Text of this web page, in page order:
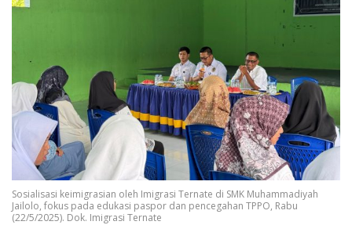
Sosialisasi keimigrasian oleh Imigrasi Ternate di SMK Muhammadiyah
Jailolo, fokus pada edukasi paspor dan pencegahan TPPO, Rabu
(22/5/2025). Dok. Imigrasi Ternate